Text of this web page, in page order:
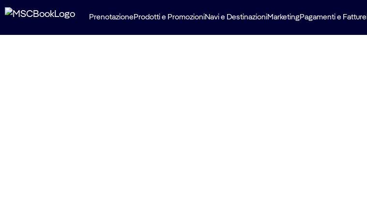
PrenotazioneProdotti e PromozioniNavi e DestinazioniMarketingPagamenti e Fatture